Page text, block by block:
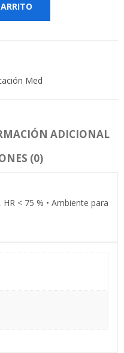
Med
ADICIONAL
(0)
< 75 % • Ambiente para